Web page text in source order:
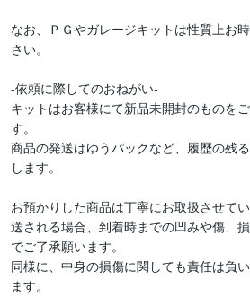
なお、ＰＧやガレージキットは性質上お
さい。
-依頼に際してのおねがい-
キットはお客様にて新品未開封のものを
す。
商品の発送はゆうパックなど、履歴の残
します。
お預かりした商品は丁寧にお取扱させて
送される場合、到着時までの凹みや傷、
でご了承願います。
同様に、中身の損傷に関しても責任は負
ます。